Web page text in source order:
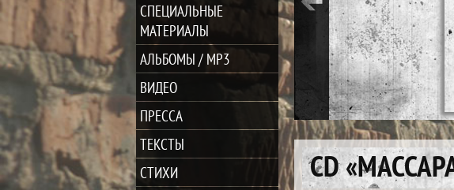
СПЕЦИАЛЬНЫЕ
МАТЕРИАЛЫ
АЛЬБОМЫ / MP3
ВИДЕО
ПРЕССА
ТЕКСТЫ
СТИХИ
CD